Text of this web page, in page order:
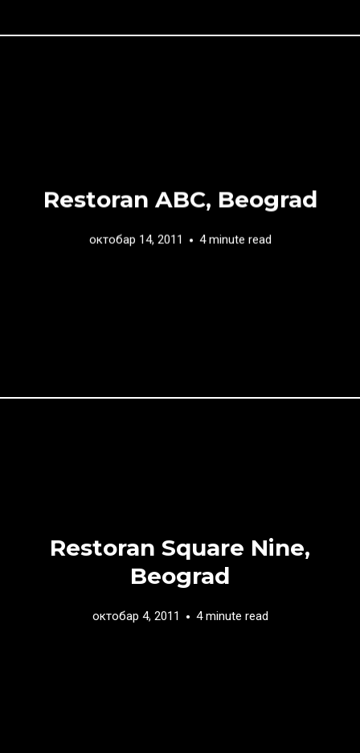
Restoran ABC, Beograd
октобар 14, 2011 4 minute read
Restoran Square Nine,
Beograd
октобар 4, 2011 4 minute read